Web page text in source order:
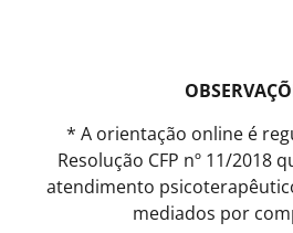
* A orientação online é
Resolução CFP nº 11/2018
atendimento
mediados por